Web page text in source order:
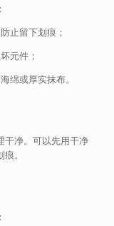
止留下划痕；
元件；
绵或厚实抹布。
干净。可以先用干净
。